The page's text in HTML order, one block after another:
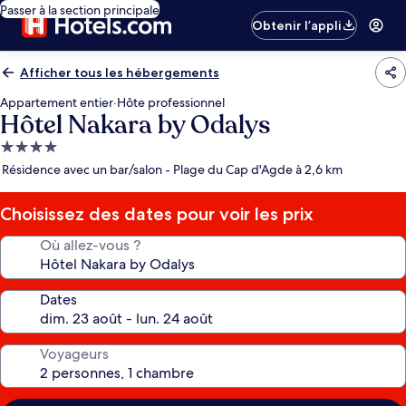
Passer à la section principale
Obtenir l’appli
Afficher tous les hébergements
Appartement entier·Hôte professionnel
Hôtel Nakara by Odalys
Hébergement
4.0 étoiles
Résidence avec un bar/salon - Plage du Cap d'Agde à 2,6 km
Choisissez des dates pour voir les prix
Où allez-vous ?
Dates
Voyageurs